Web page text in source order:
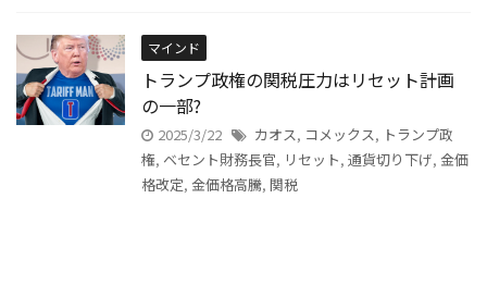
マインド
トランプ政権の関税圧力はリセット計画
の一部?
2025/3/22 カオス, コメックス, トランプ政
権, ベセント財務長官, リセット, 通貨切り下げ, 金価
格改定, 金価格高騰, 関税